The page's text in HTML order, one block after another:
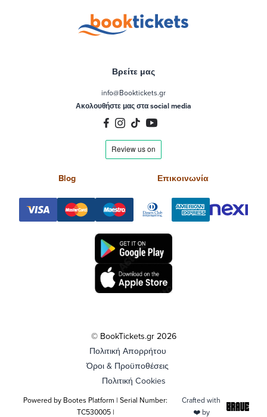
Βρείτε μας
info@Booktickets.gr
Ακολουθήστε μας στα social media
Blog Επικοινωνία
© BookTickets.gr 2026
Πολιτική Απορρήτου
Όροι & Προϋποθέσεις
Πολιτική Cookies
Powered by Bootes Platform | Serial Number:
TC530005 |
Crafted with
❤️ by